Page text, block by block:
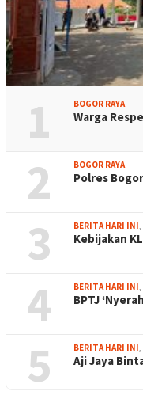
1 BOGOR RAYA
Warga
2 BOGOR RAYA
Polres
3 BERITA HARI INI,
Kebijakan
4 BERITA HARI INI,
BPTJ
5 BERITA HARI INI,
Aji Jaya